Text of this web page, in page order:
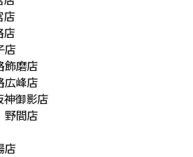
店
店
店
磨店
峰店
御影店
間店
店